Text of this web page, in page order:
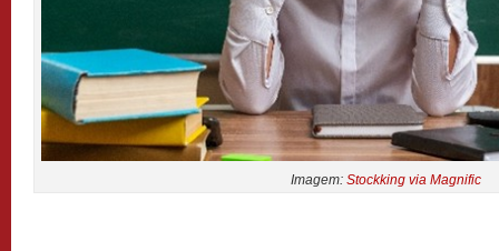
Imagem: Stockking via Magnific